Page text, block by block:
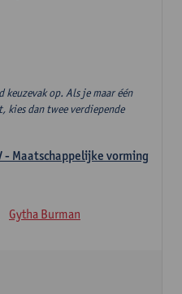
op. Als je maar één
dan twee verdiepende
Maatschappelijke vorming
Gytha Burman